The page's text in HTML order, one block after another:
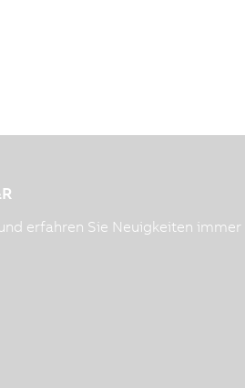
erfahren Sie Neuigkeiten immer